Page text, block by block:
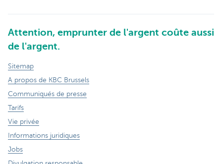
Attention, emprunter de l'argent coûte aussi
de l'argent.
Sitemap
A propos de KBC Brussels
Communiqués de presse
Tarifs
Vie privée
Informations juridiques
Jobs